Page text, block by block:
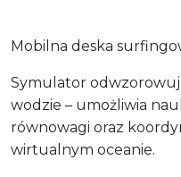
Mobilna deska
Symulator
wodzie – umożliwia
równowagi oraz
wirtualnym oceanie.